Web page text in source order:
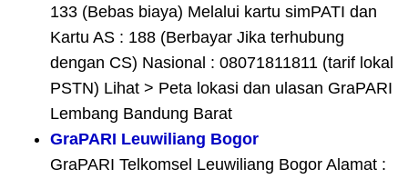
133 (Bebas biaya) Melalui kartu simPATI dan
Kartu AS : 188 (Berbayar Jika terhubung
dengan CS) Nasional : 08071811811 (tarif lokal
PSTN) Lihat > Peta lokasi dan ulasan GraPARI
Lembang Bandung Barat
GraPARI Leuwiliang Bogor
GraPARI Telkomsel Leuwiliang Bogor Alamat :